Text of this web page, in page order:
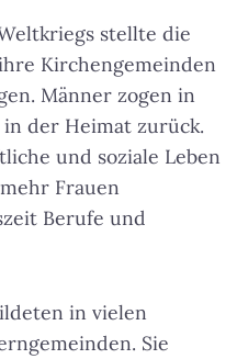
stellte die
Kirchengemeinden
Männer zogen in
der Heimat zurück.
und soziale Leben
Frauen
Berufe und
in vielen
Sie